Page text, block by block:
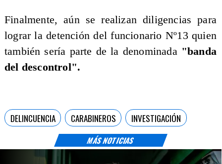
MÁS NOTICIAS
Finalmente, aún se realizan diligencias para
lograr la detención del funcionario Nº13 quien
también sería parte de la denominada "banda
del descontrol".
DELINCUENCIA CARABINEROS INVESTIGACIÓN